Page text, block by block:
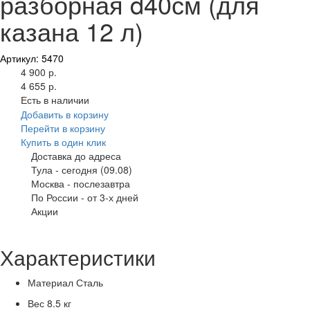
казана 12 л)
Артикул: 5470
4 900 р.
4 655 р.
Есть в наличии
Добавить в корзину
Перейти в корзину
Купить в один клик
Доставка до адреса
Тула - сегодня (09.08)
Москва - послезавтра
По России - от 3-х дней
Акции
Характеристики
Материал Сталь
Вес 8.5 кг